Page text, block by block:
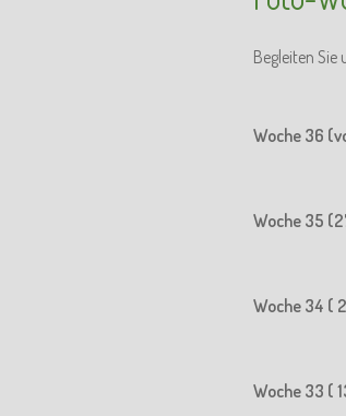
Begleiten
Woche 36
Woche 35
Woche 34 (
Woche 33 (